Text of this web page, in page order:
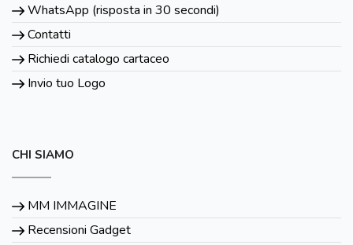
WhatsApp (risposta in 30 secondi)
Contatti
Richiedi catalogo cartaceo
Invio tuo Logo
CHI SIAMO
MM IMMAGINE
Recensioni Gadget